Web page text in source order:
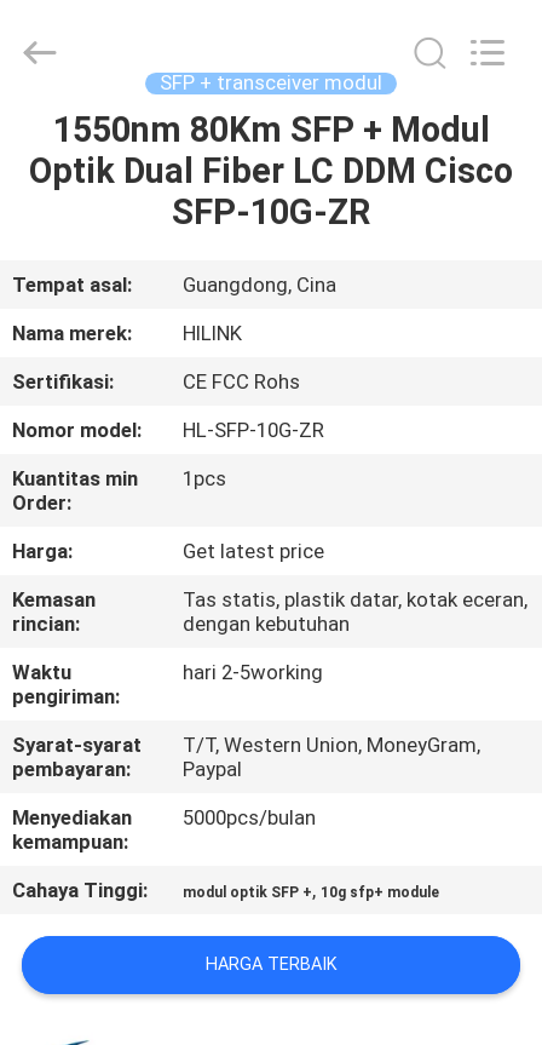
RUMAH
TENTANG
KAMI
TUR
PABRIK
KONTROL
KUALITAS
HUBUNGI
KAMI
BERITA
KASUS-
KASUS
MINTA
KUTIPAN
Technology
Co.,Ltd..
SFP + transceiver modul
1550nm 80Km SFP + Modul
Optik Dual Fiber LC DDM Cisco
SFP-10G-ZR
Tempat asal:
Guangdong, Cina
Nama merek:
HILINK
Sertifikasi:
CE FCC Rohs
Nomor model:
HL-SFP-10G-ZR
Kuantitas min
Order:
1pcs
Harga:
Get latest price
Kemasan
rincian:
Tas statis, plastik datar, kotak eceran,
dengan kebutuhan
Waktu
pengiriman:
hari 2-5working
Syarat-syarat
pembayaran:
T/T, Western Union, MoneyGram,
Paypal
Menyediakan
kemampuan:
5000pcs/bulan
Cahaya Tinggi: modul optik SFP +, 10g sfp+ module
HARGA TERBAIK